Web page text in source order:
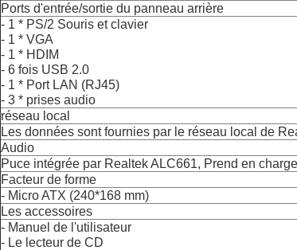
Ports d'entrée/sortie du panneau arrière
- 1 * PS/2 Souris et clavier
- 1 * VGA
- 1 * HDIM
- 6 fois USB 2.0
- 1 * Port LAN (RJ45)
- 3 * prises audio
réseau local
Les données sont fournies par le réseau local de
Audio
Puce intégrée par Realtek ALC661, Prend en
Facteur de forme
- Micro ATX (240*168 mm)
Les accessoires
- Manuel de l'utilisateur
- Le lecteur de CD